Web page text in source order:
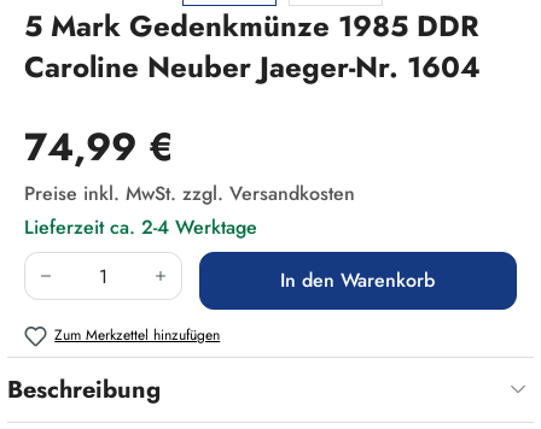
5 Mark Gedenkmünze 1985 DDR
Caroline Neuber Jaeger-Nr. 1604
Regulärer Preis:
74,99 €
Preise inkl. MwSt. zzgl. Versandkosten
Lieferzeit ca. 2-4 Werktage
Produkt Anzahl: Gib den gewünschten Wert
In den Warenkorb
Zum Merkzettel hinzufügen
Beschreibung